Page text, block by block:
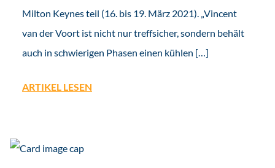
Milton Keynes teil (16. bis 19. März 2021). „Vincent
van der Voort ist nicht nur treffsicher, sondern behält
auch in schwierigen Phasen einen kühlen […]
ARTIKEL LESEN